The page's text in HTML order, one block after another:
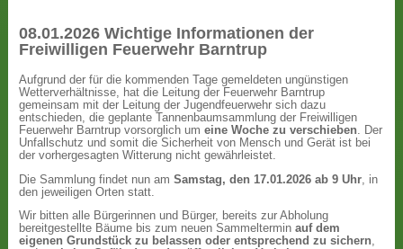
08.01.2026 Wichtige Informationen der
Freiwilligen Feuerwehr Barntrup
Aufgrund der für die kommenden Tage gemeldeten ungünstigen
Wetterverhältnisse, hat die Leitung der Feuerwehr Barntrup
gemeinsam mit der Leitung der Jugendfeuerwehr sich dazu
entschieden, die geplante Tannenbaumsammlung der Freiwilligen
Feuerwehr Barntrup vorsorglich umeine Woche zu verschieben. Der
Unfallschutz und somit die Sicherheit von Mensch und Gerät ist bei
der vorhergesagten Witterung nicht gewährleistet.
Die Sammlung findet nun amSamstag, den 17.01.2026 ab 9 Uhr , in
den jeweiligen Orten statt.
Wir bitten alle Bürgerinnen und Bürger, bereits zur Abholung
bereitgestellte Bäume bis zum neuen Sammelterminauf dem
eigenen Grundstück zu belassen oder entsprechend zu sichern,